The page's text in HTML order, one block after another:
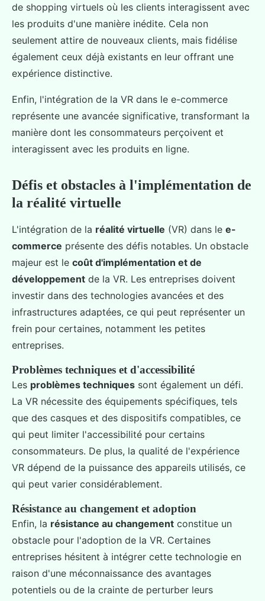
de shopping virtuels où les clients interagissent avec
les produits d'une manière inédite. Cela non
seulement attire de nouveaux clients, mais fidélise
également ceux déjà existants en leur offrant une
expérience distinctive.
Enfin, l'intégration de la VR dans le e-commerce
représente une avancée significative, transformant la
manière dont les consommateurs perçoivent et
interagissent avec les produits en ligne.
Défis et obstacles à l'implémentation de
la réalité virtuelle
L'intégration de la réalité virtuelle (VR) dans le e-
commerce présente des défis notables. Un obstacle
majeur est le coût d'implémentation et de
développement de la VR. Les entreprises doivent
investir dans des technologies avancées et des
infrastructures adaptées, ce qui peut représenter un
frein pour certaines, notamment les petites
entreprises.
Problèmes techniques et d'accessibilité
Les problèmes techniques sont également un défi.
La VR nécessite des équipements spécifiques, tels
que des casques et des dispositifs compatibles, ce
qui peut limiter l'accessibilité pour certains
consommateurs. De plus, la qualité de l'expérience
VR dépend de la puissance des appareils utilisés, ce
qui peut varier considérablement.
Résistance au changement et adoption
Enfin, la résistance au changement constitue un
obstacle pour l'adoption de la VR. Certaines
entreprises hésitent à intégrer cette technologie en
raison d'une méconnaissance des avantages
potentiels ou de la crainte de perturber leurs